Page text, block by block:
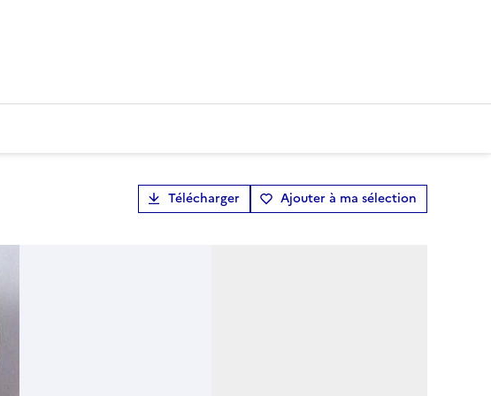
Télécharger Ajouter à ma sélection